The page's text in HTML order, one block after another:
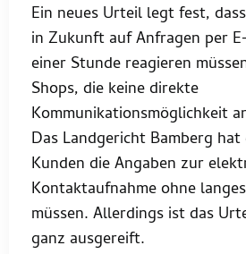
Ein neues Urteil legt fest,
in Zukunft auf Anfragen per
einer Stunde reagieren
Shops, die keine direkte
Kommunikationsmöglichkeit
Das Landgericht Bamberg
Kunden die Angaben zur
Kontaktaufnahme ohne
müssen. Allerdings ist das
ganz ausgereift.